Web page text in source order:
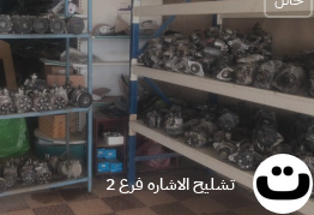
تشليح الاشاره فرع 2